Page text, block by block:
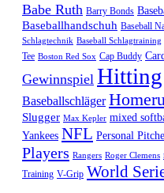
Babe Ruth Barry Bonds
Baseballhandschuh Baseball
Schlagtechnik Baseball Schlagtraining
Tee Boston Red Sox Cap Buddy
Gewinnspiel Hitting
Baseballschläger
Slugger Max Kepler mixed
Yankees NFL Personal
Players Rangers Roger Clemens
Training V-Grip World